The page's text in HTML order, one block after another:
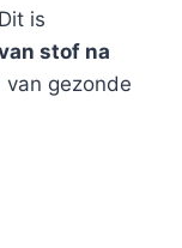
is
stof na
gezonde